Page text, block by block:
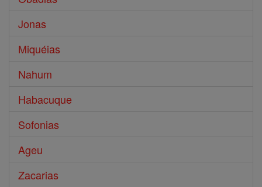
Jonas
Miquéias
Nahum
Habacuque
Sofonias
Ageu
Zacarias